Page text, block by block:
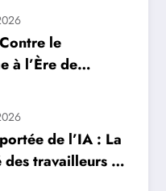
avec
artificielle
le
à l’Ère de
Contre la
de l’IA : La
travailleurs du